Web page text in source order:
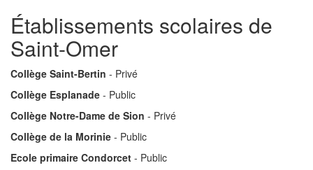
Établissements scolaires de
Saint-Omer
Collège Saint-Bertin - Privé
Collège Esplanade - Public
Collège Notre-Dame de Sion - Privé
Collège de la Morinie - Public
Ecole primaire Condorcet - Public